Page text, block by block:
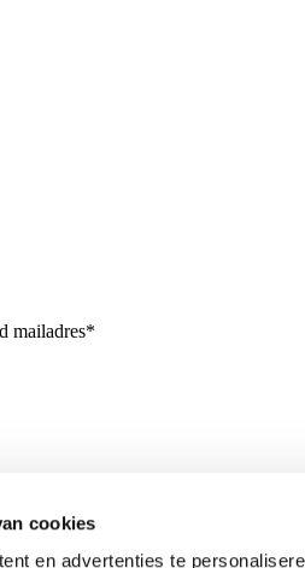
cookies
en advertenties te
mailadres*